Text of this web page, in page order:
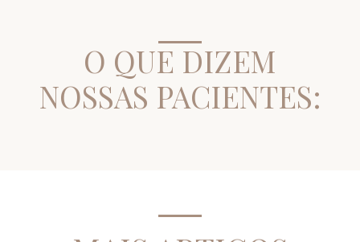
O QUE DIZEM
NOSSAS PACIENTES: